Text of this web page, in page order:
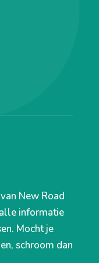
New Road
informatie
Mocht je
schroom dan